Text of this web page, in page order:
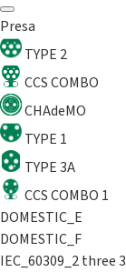
Presa
TYPE 2
CCS COMBO
CHAdeMO
TYPE 1
TYPE 3A
CCS COMBO 1
DOMESTIC_E
DOMESTIC_F
IEC_60309_2 three